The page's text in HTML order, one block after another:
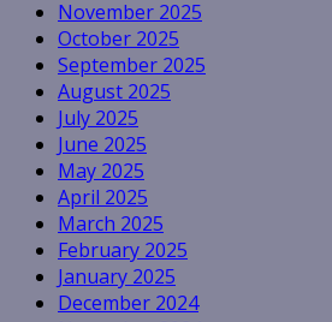
November 2025
October 2025
September 2025
August 2025
July 2025
June 2025
May 2025
April 2025
March 2025
February 2025
January 2025
December 2024